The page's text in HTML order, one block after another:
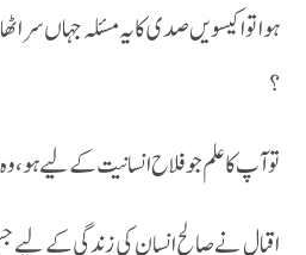
ہوا تو اکیسویں صدی کا یہ مسئلہ جہاں سر
؟
تو آپ کا علم جو فلاح انسانیت کے لیے ہو،
اقبال نےصالح انسان کی زندگی کے